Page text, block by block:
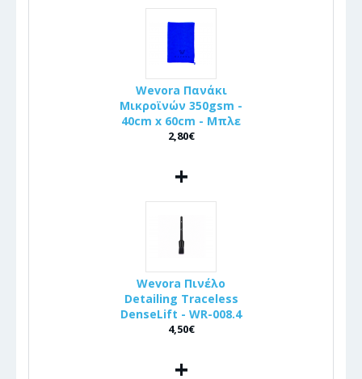
Wevora Πανάκι
Μικροϊνών 350gsm -
40cm x 60cm - Μπλε
2,80€
+
Wevora Πινέλo
Detailing Traceless
DenseLift - WR-008.4
4,50€
+